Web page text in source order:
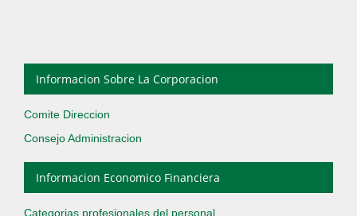
Informacion Sobre La Corporacion
Comite Direccion
Consejo Administracion
Informacion Economico Financiera
Categorias profesionales del personal